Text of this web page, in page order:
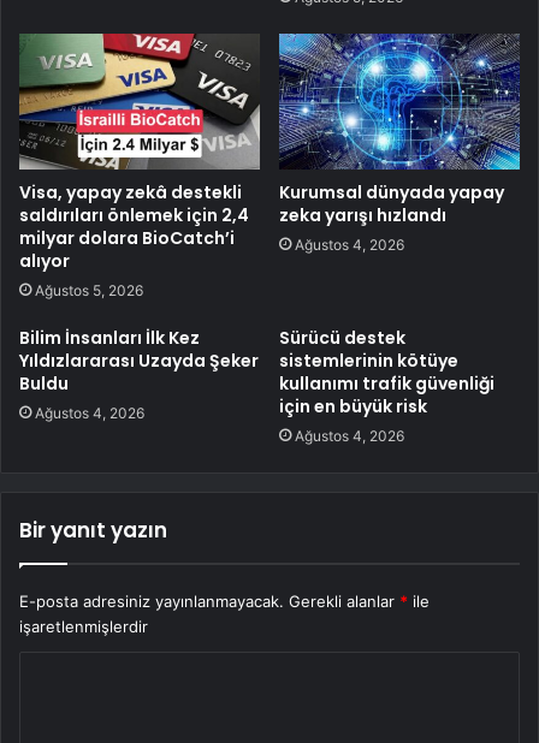
Visa, yapay zekâ destekli
saldırıları önlemek için 2,4
milyar dolara BioCatch’i
alıyor
Ağustos 5, 2026
Kurumsal dünyada yapay
zeka yarışı hızlandı
Ağustos 4, 2026
Bilim İnsanları İlk Kez
Yıldızlararası Uzayda Şeker
Buldu
Ağustos 4, 2026
Sürücü destek
sistemlerinin kötüye
kullanımı trafik güvenliği
için en büyük risk
Ağustos 4, 2026
Bir yanıt yazın
E-posta adresiniz yayınlanmayacak. Gerekli alanlar * ile
işaretlenmişlerdir